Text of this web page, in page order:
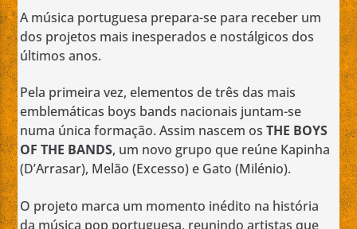
A música portuguesa prepara-se para receber um
dos projetos mais inesperados e nostálgicos dos
últimos anos.
Pela primeira vez, elementos de três das mais
emblemáticas boys bands nacionais juntam-se
numa única formação. Assim nascem osTHE BOYS
OF THE BANDS, um novo grupo que reúne Kapinha
(D’Arrasar), Melão (Excesso) e Gato (Milénio).
O projeto marca um momento inédito na história
da música pop portuguesa, reunindo artistas que